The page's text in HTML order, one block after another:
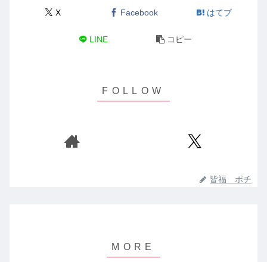
X Facebook はてブ
LINE コピー
皆福 ポチ